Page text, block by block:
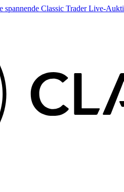
spannende Classic Trader Live-